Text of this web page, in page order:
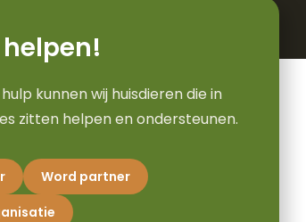
kunnen wij huisdieren die in
zitten helpen en ondersteunen.
Word partner